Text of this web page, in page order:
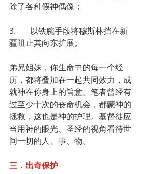
除了各种假神偶像；
3.       以铁腕手段将穆斯林挡在新
疆阻止其向东扩展。
弟兄姐妹，你生命中的每一个经
历，都将叠加在一起共同效力，成
就神在你身上的旨意。笔者曾经有
过至少十次的丧命机会，都蒙神的
拯救，这也是神的护理。基督徒应
当用神的眼光、圣经的视角看待世
间一切的人、事、物。
三．出奇保护